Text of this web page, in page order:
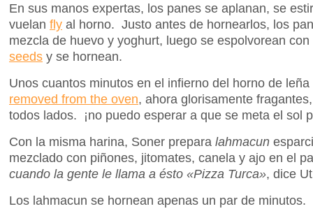
En sus manos expertas, los panes se aplanan, se
vuelan fly al horno. Justo antes de hornearlos, los
mezcla de huevo y yoghurt, luego se espolvorean
seeds y se hornean.
Unos cuantos minutos en el infierno del horno de
removed from the oven, ahora glorisamente
todos lados. ¡no puedo esperar a que se meta el sol
Con la misma harina, Soner prepara lahmacun
mezclado con piñones, jitomates, canela y ajo en el
cuando la gente le llama a ésto «Pizza Turca», dice
Los lahmacun se hornean apenas un par de minutos.